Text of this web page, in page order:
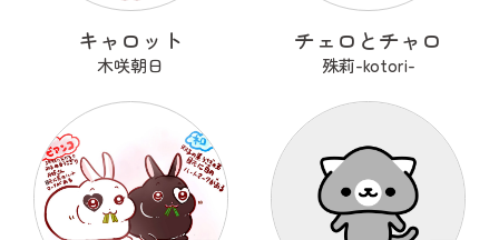
キャロット
木咲朝日
チェロとチャロ
殊莉-kotori-